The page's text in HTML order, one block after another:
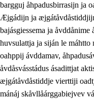
3. Prinsihpa skåvlå
3.1 Sebrudahtte
bargguj åhpadusbirrasijn ja
Æjgádijn ja
bajásgiessema ja
huvsulattja ja siján le
oahppij ávddamav,
åvdåsvásstádus ásadittjat
æjgátåvdåstiddje vierttiji
mánáj skåvllåárggabiejvev